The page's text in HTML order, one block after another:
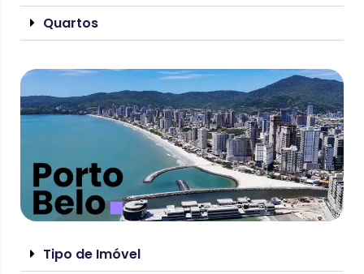
Quartos
Tipo de Imóvel